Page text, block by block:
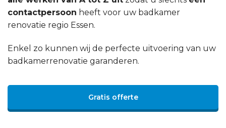
contactpersoon heeft voor uw badkamer
renovatie regio Essen.
Enkel zo kunnen wij de perfecte uitvoering van uw
badkamerrenovatie garanderen.
Gratis offerte